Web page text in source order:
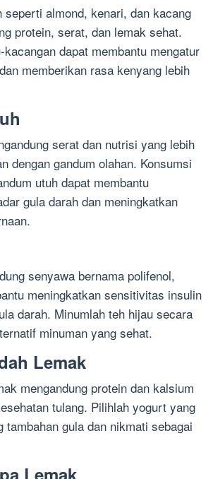
seperti almond, kenari, dan kacang
protein, serat, dan lemak sehat.
dapat membantu mengatur
memberikan rasa kenyang lebih
serat dan nutrisi yang lebih
dengan gandum olahan. Konsumsi
utuh dapat membantu
gula darah dan meningkatkan
senyawa bernama polifenol,
meningkatkan sensitivitas insulin
darah. Minumlah teh hijau secara
minuman yang sehat.
Lemak
mengandung protein dan kalsium
tulang. Pilihlah yogurt yang
tambahan gula dan nikmati sebagai
Lemak